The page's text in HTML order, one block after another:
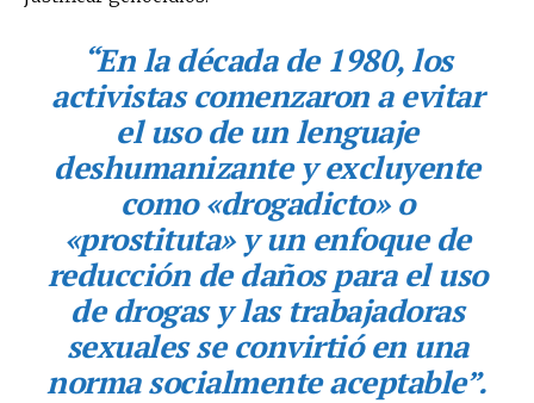
“En la década de 1980, los
activistas comenzaron a evitar
el uso de un lenguaje
deshumanizante y excluyente
como «drogadicto» o
«prostituta» y un enfoque de
reducción de daños para el uso
de drogas y las trabajadoras
sexuales se convirtió en una
norma socialmente aceptable”.